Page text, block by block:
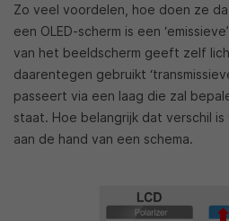
Zo veel voordelen, hoe doen ze
een OLED-scherm is een
van het beeldscherm geeft zelf
daarentegen gebruikt
passeert via een laag die zal
staat. Hoe belangrijk dat verschil
aan de hand van een schema.